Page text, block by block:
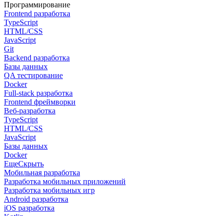
Программирование
Frontend разработка
TypeScript
HTML/CSS
JavaScript
Git
Backend разработка
Базы данных
QA тестирование
Docker
Full-stack разработка
Frontend фреймворки
Веб-разработка
TypeScript
HTML/CSS
JavaScript
Базы данных
Docker
ЕщеСкрыть
Мобильная разработка
Разработка мобильных приложений
Разработка мобильных игр
Android разработка
iOS разработка